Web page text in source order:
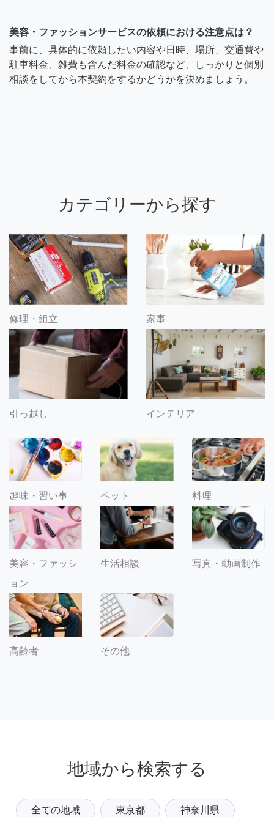
美容・ファッションサービスの依頼における注意点は？
事前に、具体的に依頼したい内容や日時、場所、交通費や
駐車料金、雑費も含んだ料金の確認など、しっかりと個別
相談をしてから本契約をするかどうかを決めましょう。
カテゴリーから探す
修理・組立 家事
引っ越し インテリア
趣味・習い事 ペット 料理
美容・ファッシ
ョン
生活相談 写真・動画制作
高齢者 その他
地域から検索する
全ての地域 東京都 神奈川県